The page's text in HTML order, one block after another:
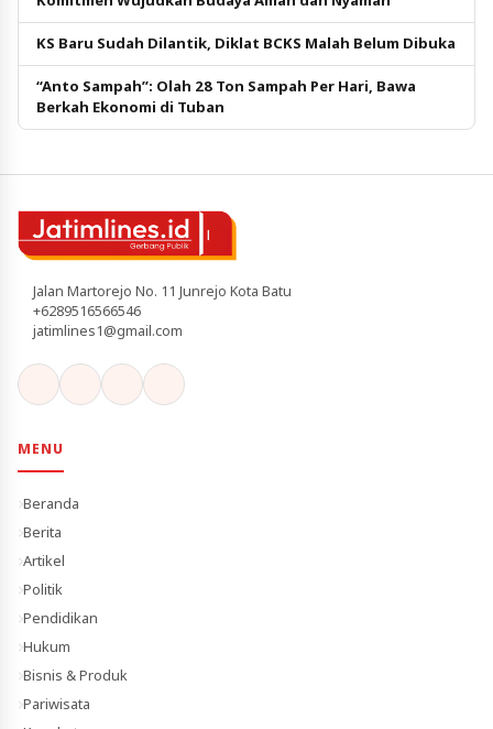
KS Baru Sudah Dilantik, Diklat BCKS Malah Belum Dibuka
“Anto Sampah”: Olah 28 Ton Sampah Per Hari, Bawa
Berkah Ekonomi di Tuban
Jalan Martorejo No. 11 Junrejo Kota Batu
+6289516566546
jatimlines1@gmail.com
MENU
Beranda
Berita
Artikel
Politik
Pendidikan
Hukum
Bisnis & Produk
Pariwisata